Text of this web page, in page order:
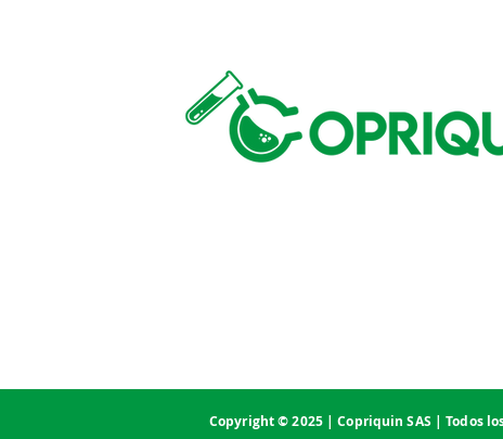
Copyright © 2025 |Copriquin SAS| Todos